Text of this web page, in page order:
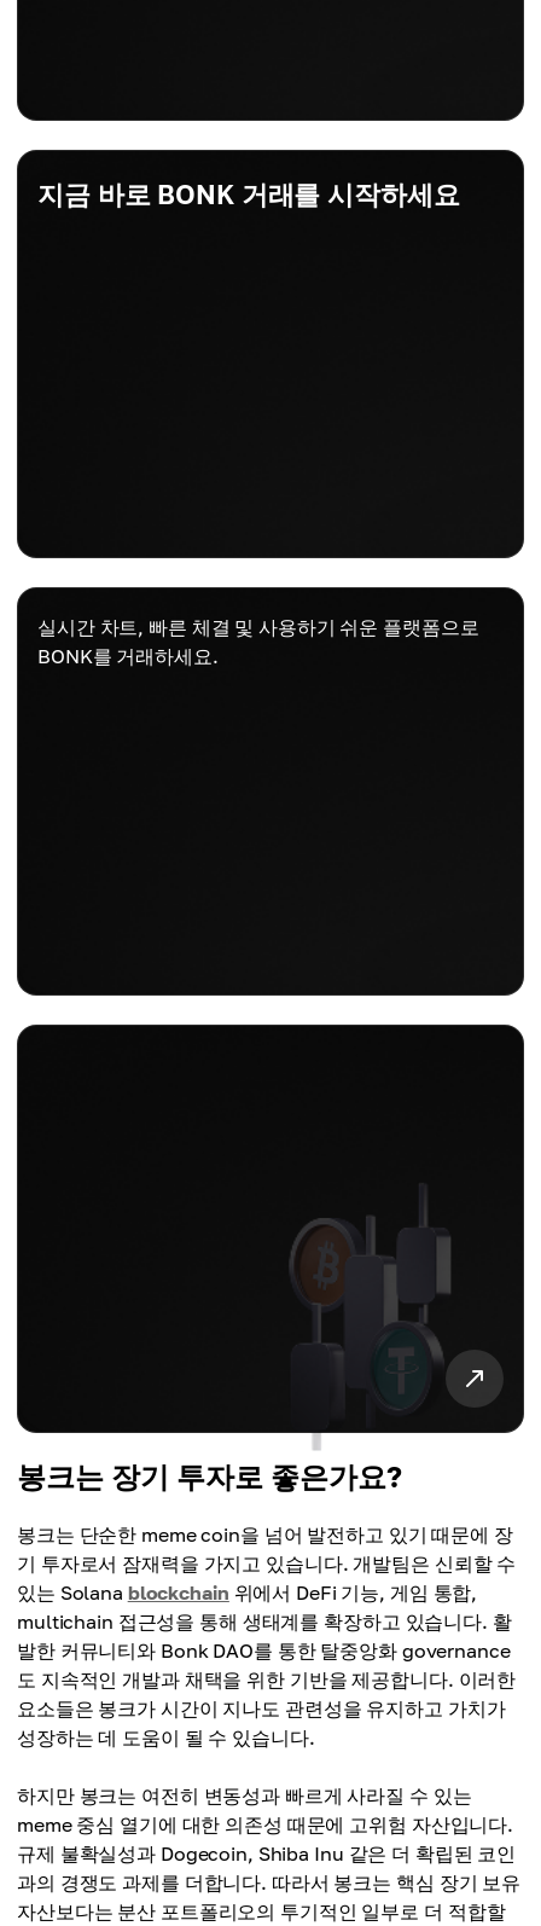
지금 바로 BONK 거래를 시작하세요
실시간 차트, 빠른 체결 및 사용하기 쉬운 플랫폼으로
BONK를 거래하세요.
봉크는 장기 투자로 좋은가요?
봉크는 단순한 meme coin을 넘어 발전하고 있기 때문에 장
기 투자로서 잠재력을 가지고 있습니다. 개발팀은 신뢰할 수
있는 Solana blockchain 위에서 DeFi 기능, 게임 통합,
multichain 접근성을 통해 생태계를 확장하고 있습니다. 활
발한 커뮤니티와 Bonk DAO를 통한 탈중앙화 governance
도 지속적인 개발과 채택을 위한 기반을 제공합니다. 이러한
요소들은 봉크가 시간이 지나도 관련성을 유지하고 가치가
성장하는 데 도움이 될 수 있습니다.
하지만 봉크는 여전히 변동성과 빠르게 사라질 수 있는
meme 중심 열기에 대한 의존성 때문에 고위험 자산입니다.
규제 불확실성과 Dogecoin, Shiba Inu 같은 더 확립된 코인
과의 경쟁도 과제를 더합니다. 따라서 봉크는 핵심 장기 보유
자산보다는 분산 포트폴리오의 투기적인 일부로 더 적합할